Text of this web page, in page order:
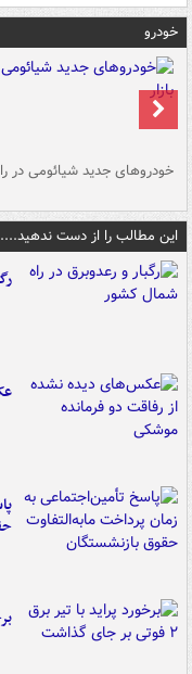
خودرو
خودروهای جدید شیائومی در
این مطالب را از دست ندهید....